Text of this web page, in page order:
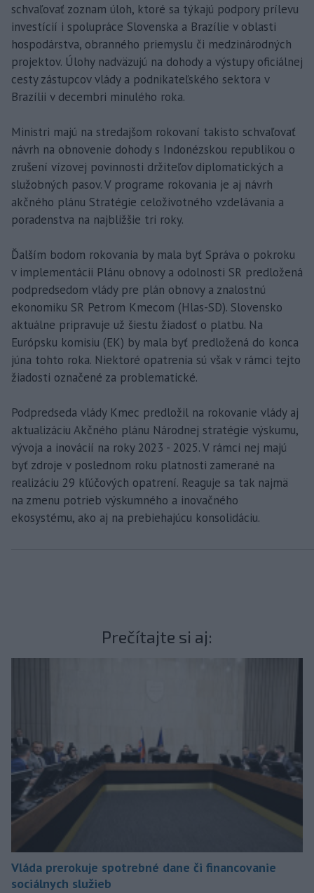
schvaľovať zoznam úloh, ktoré sa týkajú podpory prílevu
investícií i spolupráce Slovenska a Brazílie v oblasti
hospodárstva, obranného priemyslu či medzinárodných
projektov. Úlohy nadväzujú na dohody a výstupy oficiálnej
cesty zástupcov vlády a podnikateľského sektora v
Brazílii v decembri minulého roka.
Ministri majú na stredajšom rokovaní takisto schvaľovať
návrh na obnovenie dohody s Indonézskou republikou o
zrušení vízovej povinnosti držiteľov diplomatických a
služobných pasov. V programe rokovania je aj návrh
akčného plánu Stratégie celoživotného vzdelávania a
poradenstva na najbližšie tri roky.
Ďalším bodom rokovania by mala byť Správa o pokroku
v implementácii Plánu obnovy a odolnosti SR predložená
podpredsedom vlády pre plán obnovy a znalostnú
ekonomiku SR Petrom Kmecom (Hlas-SD). Slovensko
aktuálne pripravuje už šiestu žiadosť o platbu. Na
Európsku komisiu (EK) by mala byť predložená do konca
júna tohto roka. Niektoré opatrenia sú však v rámci tejto
žiadosti označené za problematické.
Podpredseda vlády Kmec predložil na rokovanie vlády aj
aktualizáciu Akčného plánu Národnej stratégie výskumu,
vývoja a inovácií na roky 2023 - 2025. V rámci nej majú
byť zdroje v poslednom roku platnosti zamerané na
realizáciu 29 kľúčových opatrení. Reaguje sa tak najmä
na zmenu potrieb výskumného a inovačného
ekosystému, ako aj na prebiehajúcu konsolidáciu.
Prečítajte si aj:
Vláda prerokuje spotrebné dane či financovanie
sociálnych služieb